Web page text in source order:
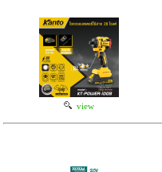
view